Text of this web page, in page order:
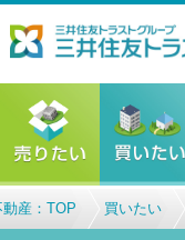
産：TOP 買いたい